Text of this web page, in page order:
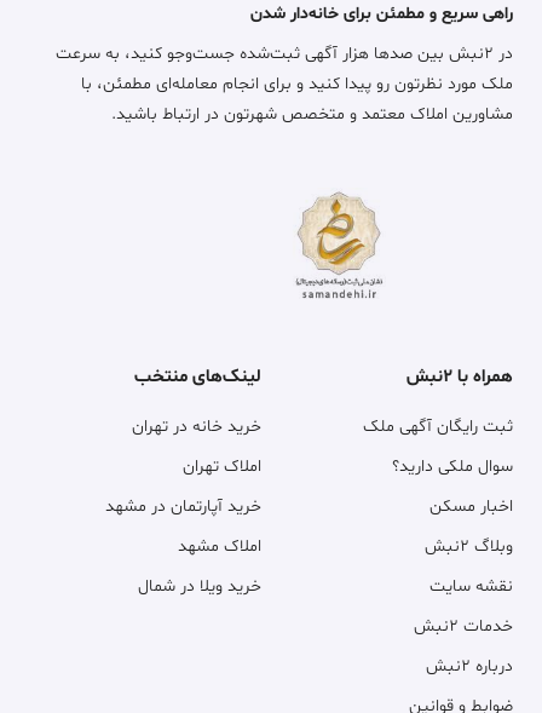
راهی سریع و مطمئن برای خانه‌دار شدن
در ۲نبش بین صدها هزار آگهی ثبت‌شده جست‌وجو کنید، به سرعت
ملک مورد نظرتون رو پیدا کنید و برای انجام معامله‌ای مطمئن، با
مشاورین املاک معتمد و متخصص شهرتون در ارتباط باشید.
همراه با ۲نبش
ثبت رایگان آگهی ملک
سوال ملکی دارید؟
اخبار مسکن
وبلاگ ۲نبش
نقشه سایت
خدمات ۲نبش
درباره ۲نبش
ضوابط و قوانین
لینک‌های منتخب
خرید خانه در تهران
املاک تهران
خرید آپارتمان در مشهد
املاک مشهد
خرید ویلا در شمال